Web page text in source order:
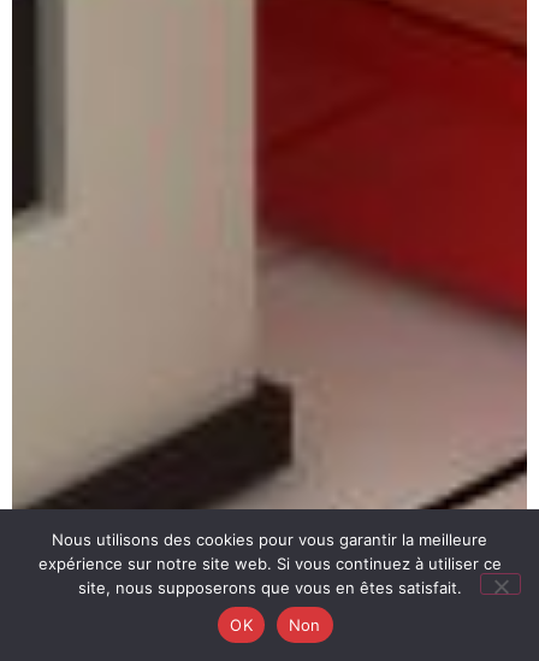
Nous utilisons des cookies pour vous garantir la meilleure
expérience sur notre site web. Si vous continuez à utiliser ce
site, nous supposerons que vous en êtes satisfait.
OK
Non